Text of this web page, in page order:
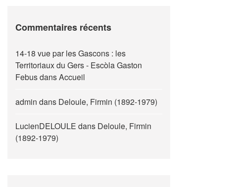
Commentaires récents
14-18 vue par les Gascons : les
Territoriaux du Gers - Escòla Gaston
FebusdansAccueil
admin dans Deloule, Firmin (1892-1979)
LucienDELOULE dans Deloule, Firmin
(1892-1979)